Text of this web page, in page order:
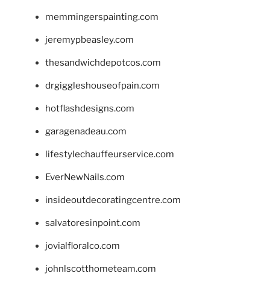
memmingerspainting.com
jeremypbeasley.com
thesandwichdepotcos.com
drgiggleshouseofpain.com
hotflashdesigns.com
garagenadeau.com
lifestylechauffeurservice.com
EverNewNails.com
insideoutdecoratingcentre.com
salvatoresinpoint.com
jovialfloralco.com
johnlscotthometeam.com